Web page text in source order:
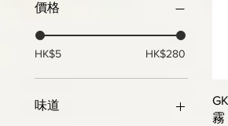
價格
HK$5 HK$280
味道
霧